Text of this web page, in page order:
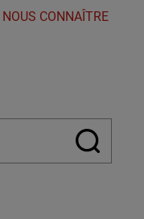
NOUS CONNAÎTRE